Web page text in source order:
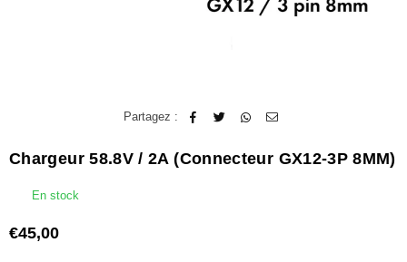
Partagez :
Chargeur 58.8V / 2A (connecteur GX12-3P 8MM)
En stock
Prix
€45,00